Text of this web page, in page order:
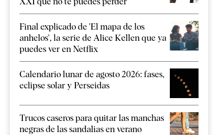
Final explicado de 'El mapa de los
anhelos', la serie de Alice Kellen que ya
puedes ver en Netflix
Calendario lunar de agosto 2026: fases,
eclipse solar y Perseidas
Trucos caseros para quitar las manchas
negras de las sandalias en verano